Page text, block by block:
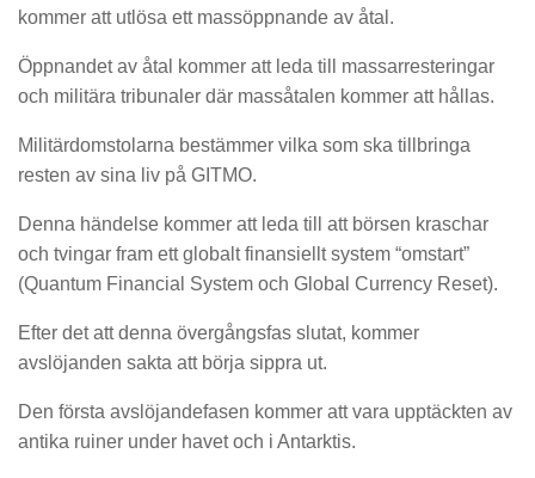
kommer att utlösa ett massöppnande av åtal.
Öppnandet av åtal kommer att leda till massarresteringar
och militära tribunaler där massåtalen kommer att hållas.
Militärdomstolarna bestämmer vilka som ska tillbringa
resten av sina liv på GITMO.
Denna händelse kommer att leda till att börsen kraschar
och tvingar fram ett globalt finansiellt system “omstart”
(Quantum Financial System och Global Currency Reset).
Efter det att denna övergångsfas slutat, kommer
avslöjanden sakta att börja sippra ut.
Den första avslöjandefasen kommer att vara upptäckten av
antika ruiner under havet och i Antarktis.